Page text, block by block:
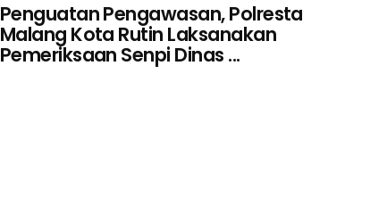
Penguatan Pengawasan, Polresta
Malang Kota Rutin Laksanakan
Pemeriksaan Senpi Dinas ...